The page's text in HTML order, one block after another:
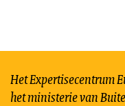
Het Expertisecentrum
het ministerie van